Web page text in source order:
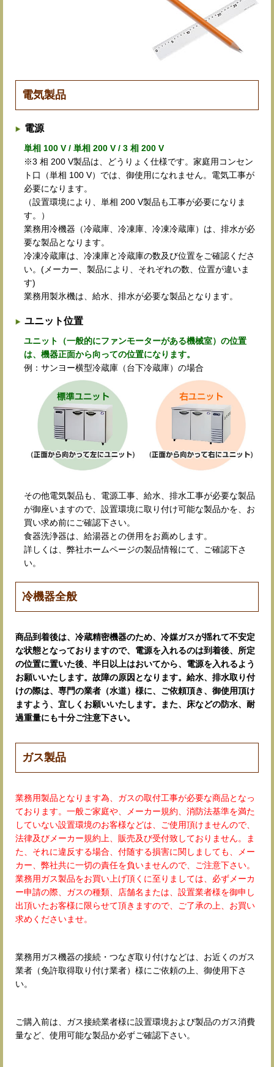
電気製品
電源
単相 100 V / 単相 200 V / 3 相 200 V
※3 相 200 V製品は、どうりょく仕様です。家庭用コンセン
ト口（単相 100 V）では、御使用になれません。電気工事が
必要になります。
（設置環境により、単相 200 V製品も工事が必要になりま
す。）
業務用冷機器（冷蔵庫、冷凍庫、冷凍冷蔵庫）は、排水が必
要な製品となります。
冷凍冷蔵庫は、冷凍庫と冷蔵庫の数及び位置をご確認くださ
い。(メーカー、製品により、それぞれの数、位置が違いま
す)
業務用製氷機は、給水、排水が必要な製品となります。
ユニット位置
ユニット（一般的にファンモーターがある機械室）の位置
は、機器正面から向っての位置になります。
例：サンヨー横型冷蔵庫（台下冷蔵庫）の場合
その他電気製品も、電源工事、給水、排水工事が必要な製品
が御座いますので、設置環境に取り付け可能な製品かを、お
買い求め前にご確認下さい。
食器洗浄器は、給湯器との併用をお薦めします。
詳しくは、弊社ホームページの製品情報にて、ご確認下さ
い。
冷機器全般
商品到着後は、冷蔵精密機器のため、冷媒ガスが揺れて不安定
な状態となっておりますので、電源を入れるのは到着後、所定
の位置に置いた後、半日以上はおいてから、電源を入れるよう
お願いいたします。故障の原因となります。給水、排水取り付
けの際は、専門の業者（水道）様に、ご依頼頂き、御使用頂け
ますよう、宜しくお願いいたします。また、床などの防水、耐
過重量にも十分ご注意下さい。
ガス製品
業務用製品となります為、ガスの取付工事が必要な商品となっ
ております。一般ご家庭や、メーカー規約、消防法基準を満た
していない設置環境のお客様などは、ご使用頂けませんので、
法律及びメーカー規約上、販売及び受付致しておりません。ま
た、それに違反する場合、付随する損害に関しましても、メー
カー、弊社共に一切の責任を負いませんので、ご注意下さい。
業務用ガス製品をお買い上げ頂くに至りましては、必ずメーカ
ー申請の際、ガスの種類、店舗名または、設置業者様を御申し
出頂いたお客様に限らせて頂きますので、ご了承の上、お買い
求めくださいませ。
業務用ガス機器の接続・つなぎ取り付けなどは、お近くのガス
業者（免許取得取り付け業者）様にご依頼の上、御使用下さ
い。
ご購入前は、ガス接続業者様に設置環境および製品のガス消費
量など、使用可能な製品か必ずご確認下さい。